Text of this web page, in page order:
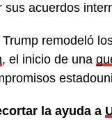
acuerdos
remodeló
, el inicio de una
la ayuda a